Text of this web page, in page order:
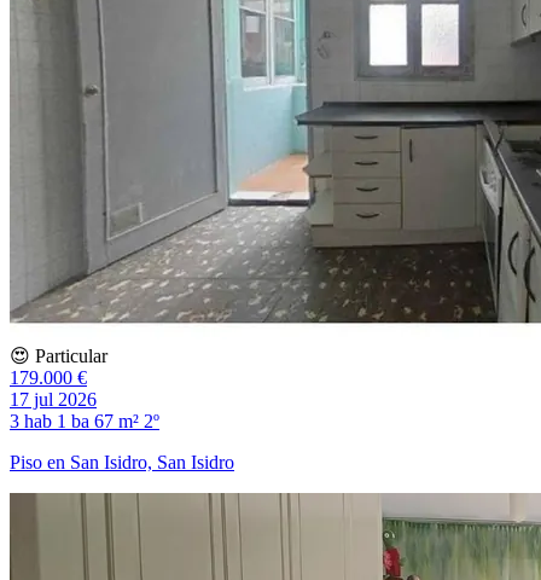
😍 Particular
179.000 €
17 jul 2026
3 hab 1 ba 67 m² 2º
Piso en San Isidro, San Isidro